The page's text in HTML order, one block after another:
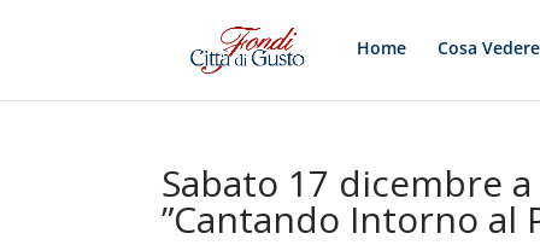
Home Cosa Vedere
Sabato 17 dicembre
”Cantando Intorno al